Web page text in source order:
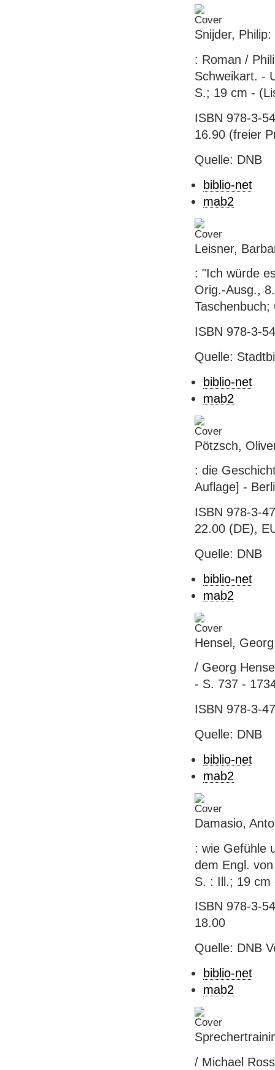
Snijder,
: Roman /
Schweikart. -
S.; 19 cm -
ISBN 978-3-
16.90 (freier
Quelle: DNB
biblio-net
mab2
Leisner,
: "Ich würde
Orig.-Ausg.,
Taschenbuch;
ISBN 978-3-
Quelle:
biblio-net
mab2
Pötzsch,
: die
Auflage] -
ISBN 978-3-
22.00 (DE),
Quelle: DNB
biblio-net
mab2
Hensel,
/ Georg
- S. 737 -
ISBN 978-3-
Quelle: DNB
biblio-net
mab2
Damasio,
: wie Gefühle
dem Engl.
S. : Ill.; 19 cm
ISBN 978-3-
18.00
Quelle: DNB
biblio-net
mab2
/ Michael